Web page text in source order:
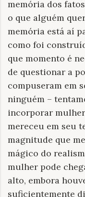
memória dos
o que alguém
memória está aí
como foi
que momento é
de questionar a
compuseram em
ninguém –
incorporar
mereceu em seu
magnitude que
mágico do
mulher pode
alto, embora
suficientemente